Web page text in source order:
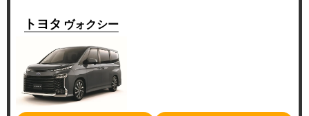
トヨタ ヴォクシー